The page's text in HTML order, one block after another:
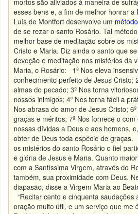
mortos são aliviados à maneira de
esses bens e, a fim de melhor honrar a
Luís de Montfort desenvolve um método
de se rezar o santo Rosário. Tal
melhor base de meditação sobre os
Cristo e Maria. Diz ainda o santo que
devoção e meditação nos mistérios da
Maria, o Rosário: 1º Nos eleva
conhecimento perfeito de Jesus Cristo;
almas do pecado; 3º Nos torna
nossos inimigos; 4º Nos torna fácil a
Nos abrasa do amor de Jesus Cristo;
graças e méritos; 7º Nos fornece o
nossas dívidas a Deus e aos homens,
obter de Deus toda espécie de
os mistérios do santo Rosário o fiel
e glória de Jesus e Maria. Quanto
com a Santíssima Virgem, através do
também, sua proximidade com Deus.
diapasão, disse a Virgem Maria ao
“Recitar cento e cinquenta saudações
oração muito útil, e um serviço que me